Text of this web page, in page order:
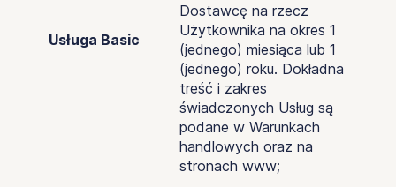
Usługa Basic
Dostawcę na rzecz
Użytkownika na okres 1
(jednego) miesiąca lub 1
(jednego) roku. Dokładna
treść i zakres
świadczonych Usług są
podane w Warunkach
handlowych oraz na
stronach www;